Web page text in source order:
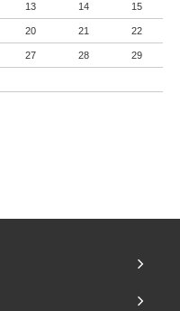
13 14 15
20 21 22
27 28 29